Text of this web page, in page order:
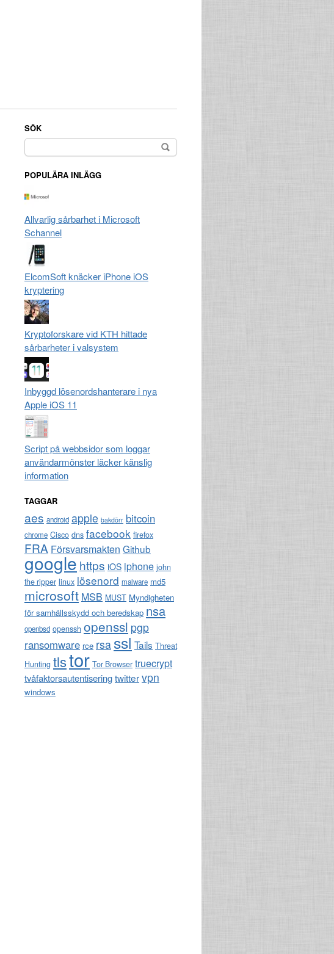
SÖK
Sök
efter:
POPULÄRA INLÄGG
Allvarlig sårbarhet i Microsoft
Schannel
ElcomSoft knäcker iPhone iOS
kryptering
Kryptoforskare vid KTH hittade
sårbarheter i valsystem
Inbyggd lösenordshanterare i nya
Apple iOS 11
Script på webbsidor som loggar
användarmönster läcker känslig
information
TAGGAR
aes android apple bakdörr bitcoin
chrome Cisco dns facebook firefox
FRA Försvarsmakten Github
google https iOS iphone john
the ripper linux lösenord malware md5
microsoft MSB MUST Myndigheten
för samhällsskydd och beredskap nsa
openbsd openssh openssl pgp
ransomware rce rsa ssl Tails Threat
Hunting tlstor Tor Browser truecrypt
tvåfaktorsautentiseringtwittervpn
windows